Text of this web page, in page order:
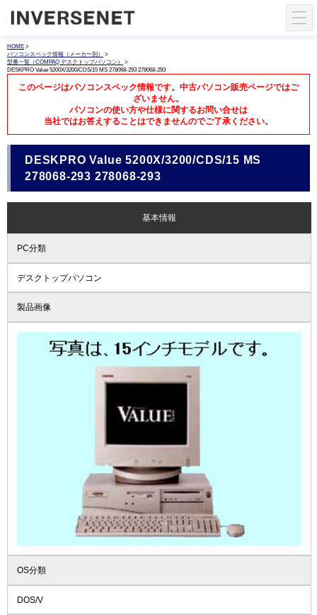
HOME >
パソコンスペック情報（メーカー別）
>
型番一覧（COMPAQ デスクトップパソコン）
>
DESKPRO Value 5200X/3200/CDS/15 MS 278068-293 278068-293
このページはパソコンスペック情報です。中古パソコン販売ページではご
ざいません。
パソコンの使い方や仕様に関するお問い合せは
当社ではお答えすることはできませんのでご了承ください。
DESKPRO Value 5200X/3200/CDS/15 MS
278068-293 278068-293
基本情報
PC分類
デスクトップパソコン
製品画像
OS分類
DOS/V